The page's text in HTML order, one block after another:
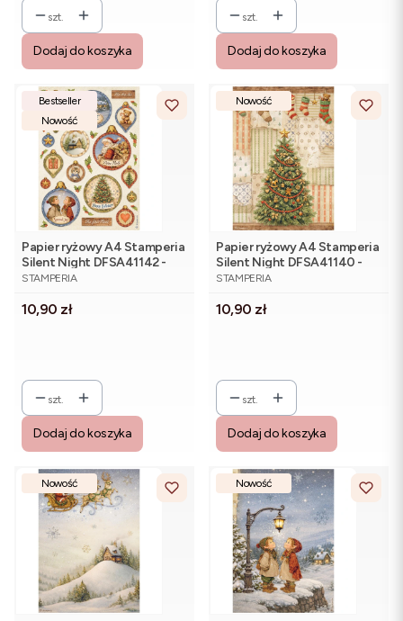
szt.
Dodaj do koszyka
szt.
Dodaj do koszyka
Bestseller
Nowość
Papier ryżowy A4 Stamperia
Silent Night DFSA41142 -
bomki
PRODUCENT
STAMPERIA
Cena
10,90 zł
szt.
Dodaj do koszyka
Nowość
Papier ryżowy A4 Stamperia
Silent Night DFSA41140 -
choinka, świąteczne
PRODUCENT
STAMPERIA
Cena
10,90 zł
szt.
Dodaj do koszyka
Nowość Nowość